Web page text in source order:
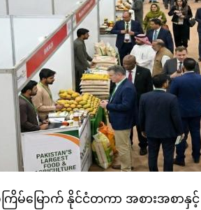
ောက် နိုင်ငံတကာ အစားအစာနှင့် စို